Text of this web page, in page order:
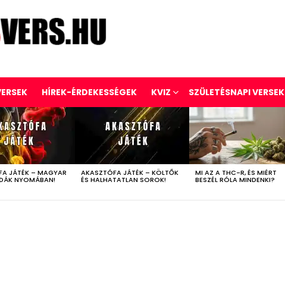
HÍREK-ÉRDEKESSÉGEK KVIZ SZÜLETÉSNAPI VERSEK
JÁTÉK – MAGYAR
NYOMÁBAN!
AKASZTÓFA JÁTÉK – KÖLTŐK
ÉS HALHATATLAN SOROK!
MI AZ A THC-R, ÉS MIÉRT
BESZÉL RÓLA MINDENKI?